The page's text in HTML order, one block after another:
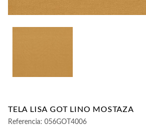
TELA LISA GOT LINO MOSTAZA
Referencia: 056GOT4006